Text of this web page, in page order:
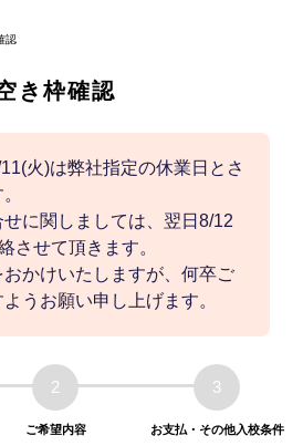
認
き枠確認
火)は弊社指定の休業日とさ
に関しましては、翌日8/12
させて頂きます。
かけいたしますが、何卒ご
うお願い申し上げます。
2
ご希望内容
3
お支払・その他入校条件